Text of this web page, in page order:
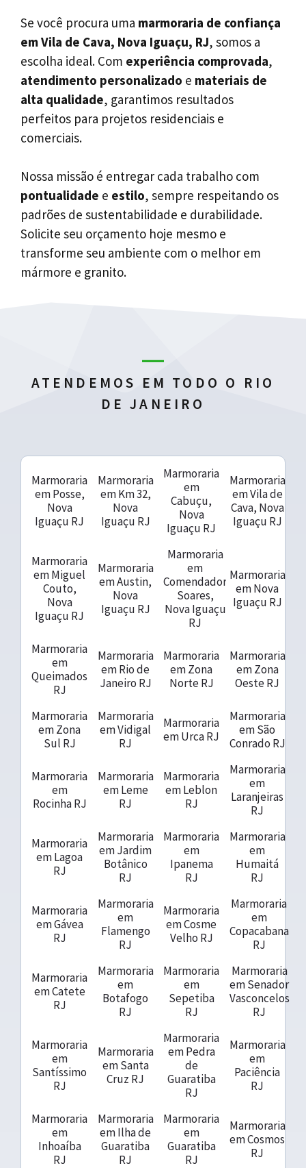
Se você procura uma marmoraria de confiança
em Vila de Cava, Nova Iguaçu, RJ, somos a
escolha ideal. Com experiência comprovada,
atendimento personalizado e materiais de
alta qualidade, garantimos resultados
perfeitos para projetos residenciais e
comerciais.
Nossa missão é entregar cada trabalho com
pontualidade e estilo, sempre respeitando os
padrões de sustentabilidade e durabilidade.
Solicite seu orçamento hoje mesmo e
transforme seu ambiente com o melhor em
mármore e granito.
ATENDEMOS EM TODO O RIO
DE JANEIRO
Marmoraria
em Posse,
Nova
Iguaçu RJ
Marmoraria
em Km 32,
Nova
Iguaçu RJ
Marmoraria
em
Cabuçu,
Nova
Iguaçu RJ
Marmoraria
em Vila de
Cava, Nova
Iguaçu RJ
Marmoraria
em Miguel
Couto,
Nova
Iguaçu RJ
Marmoraria
em Austin,
Nova
Iguaçu RJ
Marmoraria
em
Comendador
Soares,
Nova Iguaçu
RJ
Marmoraria
em Nova
Iguaçu RJ
Marmoraria
em
Queimados
RJ
Marmoraria
em Rio de
Janeiro RJ
Marmoraria
em Zona
Norte RJ
Marmoraria
em Zona
Oeste RJ
Marmoraria
em Zona
Sul RJ
Marmoraria
em Vidigal
RJ
Marmoraria
em Urca RJ
Marmoraria
em São
Conrado RJ
Marmoraria
em
Rocinha RJ
Marmoraria
em Leme
RJ
Marmoraria
em Leblon
RJ
Marmoraria
em
Laranjeiras
RJ
Marmoraria
em Lagoa
RJ
Marmoraria
em Jardim
Botânico
RJ
Marmoraria
em
Ipanema
RJ
Marmoraria
em
Humaitá
RJ
Marmoraria
em Gávea
RJ
Marmoraria
em
Flamengo
RJ
Marmoraria
em Cosme
Velho RJ
Marmoraria
em
Copacabana
RJ
Marmoraria
em Catete
RJ
Marmoraria
em
Botafogo
RJ
Marmoraria
em
Sepetiba
RJ
Marmoraria
em Senador
Vasconcelos
RJ
Marmoraria
em
Santíssimo
RJ
Marmoraria
em Santa
Cruz RJ
Marmoraria
em Pedra
de
Guaratiba
RJ
Marmoraria
em
Paciência
RJ
Marmoraria
em
Inhoaíba
RJ
Marmoraria
em Ilha de
Guaratiba
RJ
Marmoraria
em
Guaratiba
RJ
Marmoraria
em Cosmos
RJ